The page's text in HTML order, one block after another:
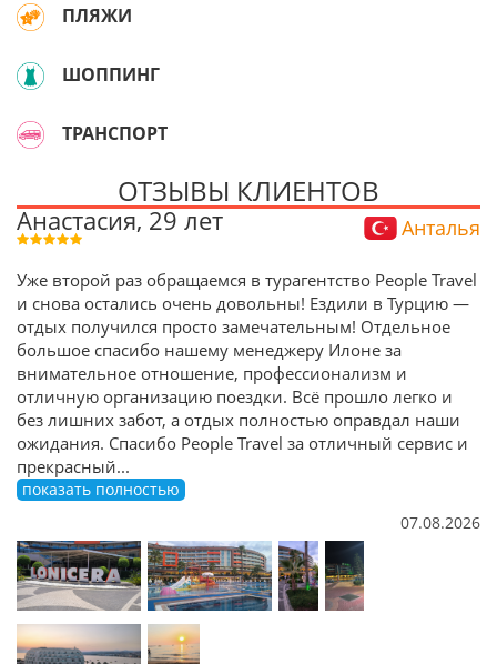
ПЛЯЖИ
ШОППИНГ
ТРАНСПОРТ
ОТЗЫВЫ КЛИЕНТОВ
Анастасия, 29 лет Анталья
Уже второй раз обращаемся в турагентство People Travel
и снова остались очень довольны! Ездили в Турцию —
отдых получился просто замечательным! Отдельное
большое спасибо нашему менеджеру Илоне за
внимательное отношение, профессионализм и
отличную организацию поездки. Всё прошло легко и
без лишних забот, а отдых полностью оправдал наши
ожидания. Спасибо People Travel за отличный сервис и
прекрасный...
показать полностью
07.08.2026